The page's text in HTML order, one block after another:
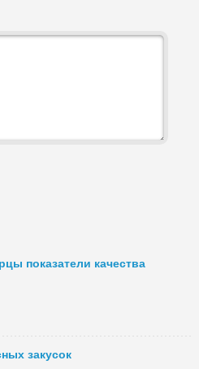
показатели качества
закусок